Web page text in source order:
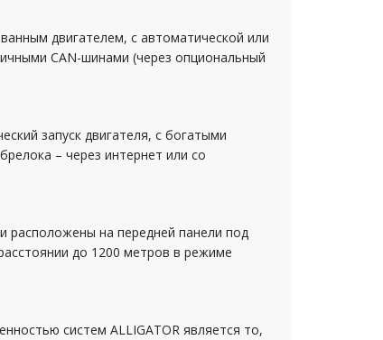
двигателем, с автоматической или
CAN-шинами (через опциональный
запуск двигателя, с богатыми
– через интернет или со
расположены на передней панели под
до 1200 метров в режиме
систем ALLIGATOR является то,